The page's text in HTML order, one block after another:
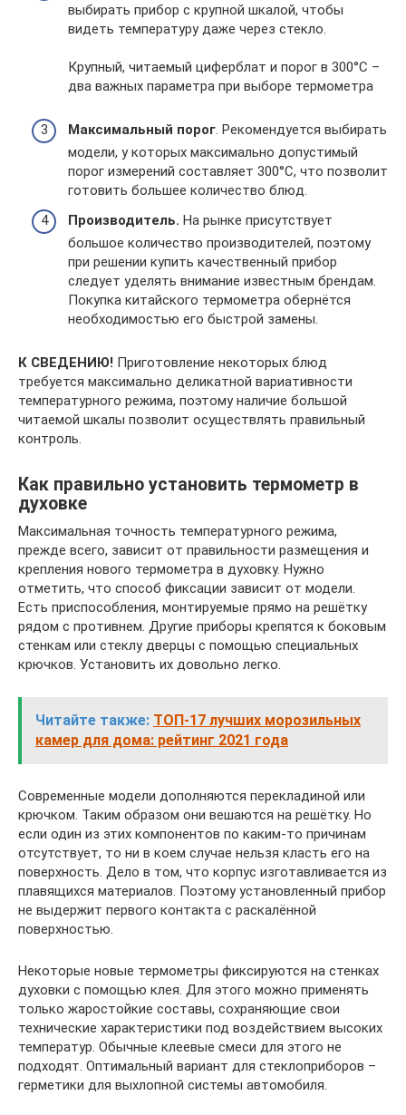
выбирать прибор с крупной шкалой, чтобы
видеть температуру даже через стекло.
Крупный, читаемый циферблат и порог в 300°C –
два важных параметра при выборе термометра
Максимальный порог . Рекомендуется выбирать
модели, у которых максимально допустимый
порог измерений составляет 300°C, что позволит
готовить большее количество блюд.
Производитель. На рынке присутствует
большое количество производителей, поэтому
при решении купить качественный прибор
следует уделять внимание известным брендам.
Покупка китайского термометра обернётся
необходимостью его быстрой замены.
К СВЕДЕНИЮ! Приготовление некоторых блюд
требуется максимально деликатной вариативности
температурного режима, поэтому наличие большой
читаемой шкалы позволит осуществлять правильный
контроль.
Как правильно установить термометр в
духовке
Максимальная точность температурного режима,
прежде всего, зависит от правильности размещения и
крепления нового термометра в духовку. Нужно
отметить, что способ фиксации зависит от модели.
Есть приспособления, монтируемые прямо на решётку
рядом с противнем. Другие приборы крепятся к боковым
стенкам или стеклу дверцы с помощью специальных
крючков. Установить их довольно легко.
Читайте также: ТОП-17 лучших морозильных
камер для дома: рейтинг 2021 года
Современные модели дополняются перекладиной или
крючком. Таким образом они вешаются на решётку. Но
если один из этих компонентов по каким-то причинам
отсутствует, то ни в коем случае нельзя класть его на
поверхность. Дело в том, что корпус изготавливается из
плавящихся материалов. Поэтому установленный прибор
не выдержит первого контакта с раскалённой
поверхностью.
Некоторые новые термометры фиксируются на стенках
духовки с помощью клея. Для этого можно применять
только жаростойкие составы, сохраняющие свои
технические характеристики под воздействием высоких
температур. Обычные клеевые смеси для этого не
подходят. Оптимальный вариант для стеклоприборов –
герметики для выхлопной системы автомобиля.